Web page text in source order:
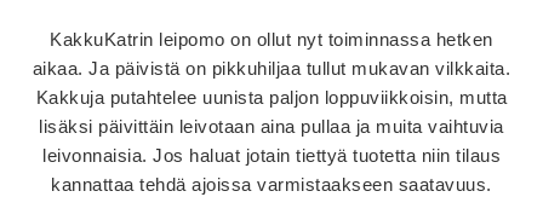
KakkuKatrin leipomo on ollut nyt toiminnassa hetken
aikaa. Ja päivistä on pikkuhiljaa tullut mukavan vilkkaita.
Kakkuja putahtelee uunista paljon loppuviikkoisin, mutta
lisäksi päivittäin leivotaan aina pullaa ja muita vaihtuvia
leivonnaisia. Jos haluat jotain tiettyä tuotetta niin tilaus
kannattaa tehdä ajoissa varmistaakseen saatavuus.